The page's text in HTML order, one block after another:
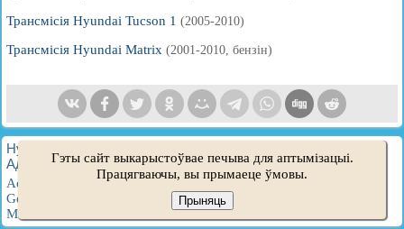
Трансмісія Hyundai Tucson 1 (2005-2010)
Трансмісія Hyundai Matrix (2001-2010, бензін)
HyundaiBook.ru © 2018-2026
Адміністрацыя· Пошук па сайце·Уладальнікам Hyundai
Accent 1 Accent 2·Accent 3 ·Elantra 1·Elantra 2·
Getz
Santa Fe 2·
Matrix
Гэты сайт выкарыстоўвае печыва для аптымізацыі.
Працягваючы, вы прымаеце ўмовы.
Прыняць